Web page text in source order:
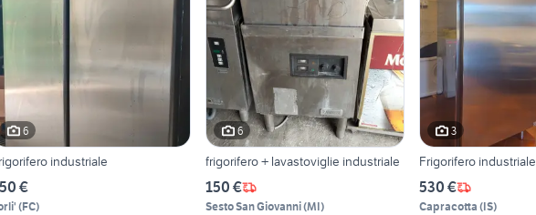
6
industriale
€
(FC)
6
frigorifero + lavastoviglie industriale
150 €
Sesto San Giovanni(MI)
3
Frigorifero industriale
530 €
Capracotta (IS)